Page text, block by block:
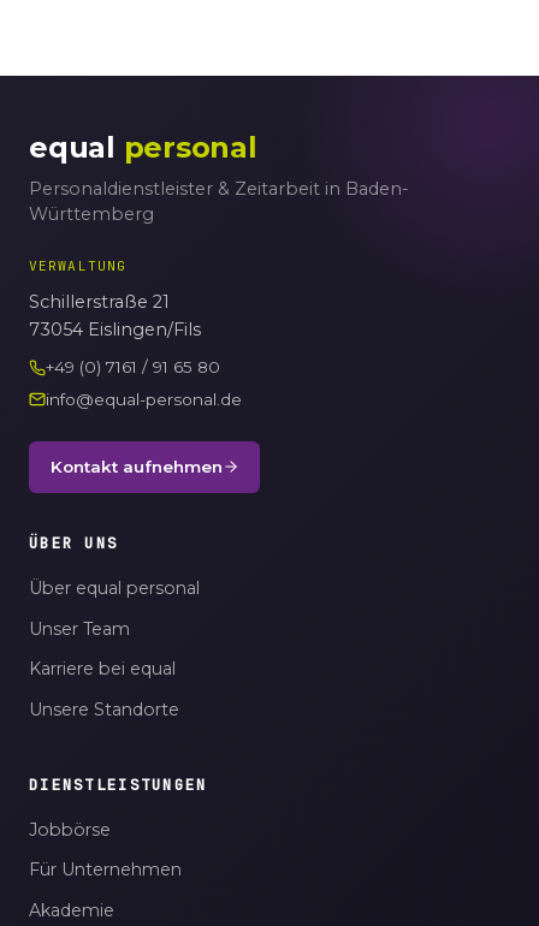
equal personal
Personaldienstleister & Zeitarbeit in Baden-
Württemberg
VERWALTUNG
Schillerstraße 21
73054 Eislingen/Fils
+49 (0) 7161 / 91 65 80
info@equal-personal.de
Kontakt aufnehmen
ÜBER UNS
Über equal personal
Unser Team
Karriere bei equal
Unsere Standorte
DIENSTLEISTUNGEN
Jobbörse
Für Unternehmen
Akademie